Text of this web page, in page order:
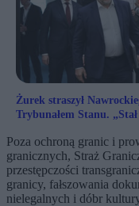
Żurek straszył
Trybunałem Stanu. „Stał
Poza ochroną granic i
granicznych, Straż
przestępczości
granicy, fałszowania
nielegalnych i dóbr